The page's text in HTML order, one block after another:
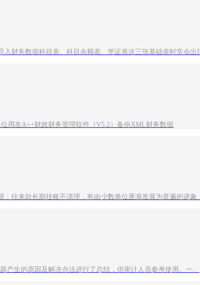
财务数据科目表、科目余额表、凭证表这三张基础表时常会出
用友A++财政财务管理软件（V5.2）备份XML财务数据
往来款长期挂账不清理，有由少数单位逐渐发展为普遍的迹象
产生的原因及解决办法进行了总结，供审计人员参考使用。一、